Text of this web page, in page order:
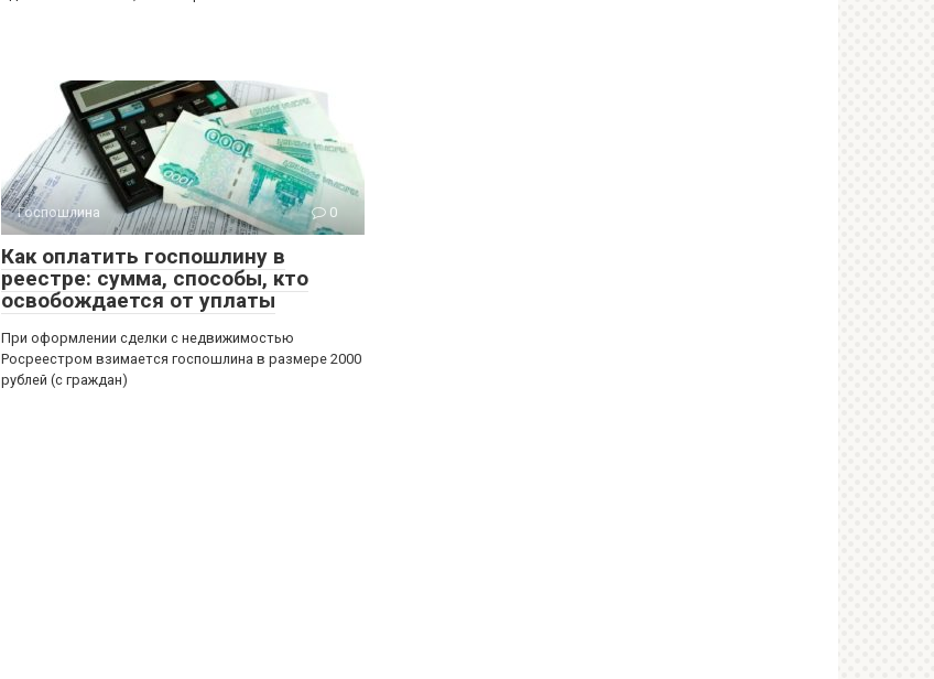
Госпошлина 0
Как оплатить госпошлину в
реестре: сумма, способы, кто
освобождается от уплаты
При оформлении сделки с недвижимостью
Росреестром взимается госпошлина в размере 2000
рублей (с граждан)